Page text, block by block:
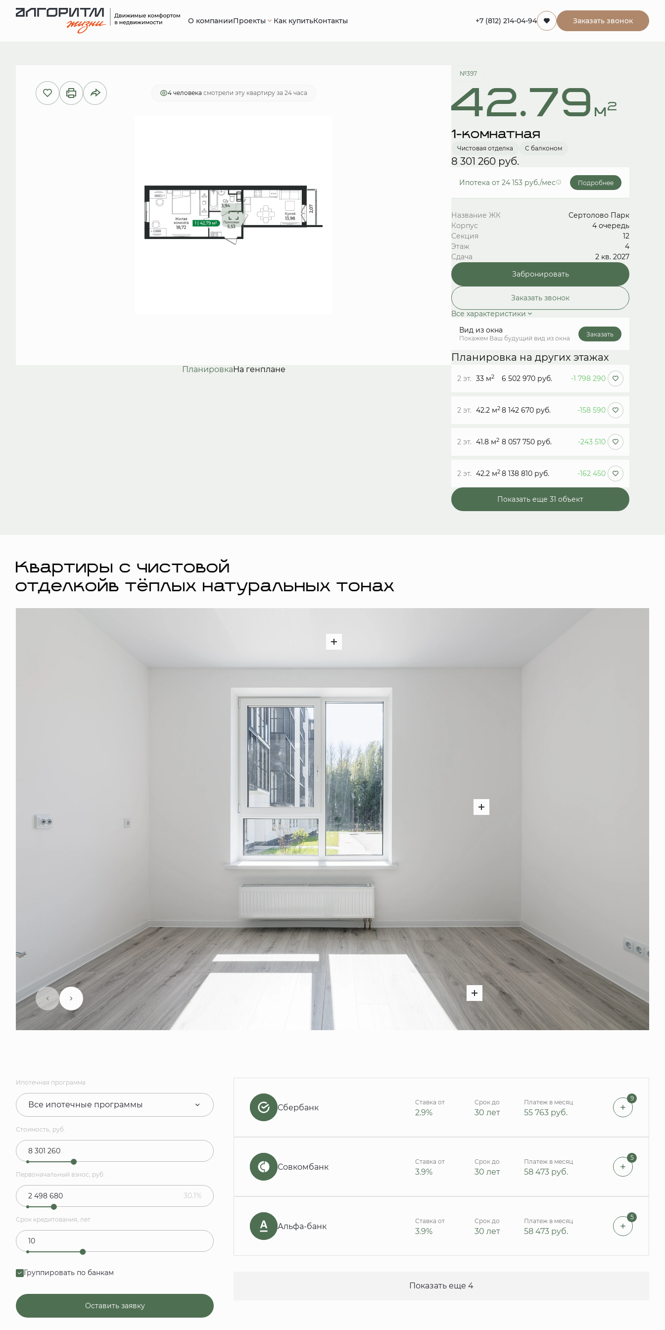
О компанииПроекты Как купитьКонтакты +7 (812) 214-04-94 Заказать звонок
1-комнатная 42.79 м 2 8 301 260 руб.Ипотекаот 24 153 руб./мес. Забронировать
4 человекa смотрели эту квартиру за 24 часа
ПланировкаНа генплане
№397
42.79 м2
1-комнатная
Чистовая отделка С балконом
8 301 260 руб.
Ипотека от 24 153 руб./мес Подробнее
Название ЖК
Сертолово Парк
Корпус
4 очередь
Секция
12
Этаж
4
Сдача
2 кв. 2027
Забронировать
Заказать звонок
Все характеристики
Вид из окна
Покажем Ваш будущий вид из окна
Заказать
Планировка на других этажах
2 эт. 33 м2 6 502 970 руб. -1 798 290
2 эт. 42.2 м2 8 142 670 руб. -158 590
2 эт. 41.8 м2 8 057 750 руб. -243 510
2 эт. 42.2 м2 8 138 810 руб. -162 450
Показать еще 31 объект
Квартиры с чистовой
отделкойв тёплых натуральных тонах
Ипотечная программа
Все ипотечные программы
Стоимость, руб.
Первоначальный взнос, руб.
30.1%
Срок кредитования, лет
Группировать по банкам
Оставить заявку
Сбербанк
Ставка от
2.9%
Срок до
30 лет
Платеж в месяц
55 763 руб.
9
Совкомбанк
Ставка от
3.9%
Срок до
30 лет
Платеж в месяц
58 473 руб.
5
Альфа-банк
Ставка от
3.9%
Срок до
30 лет
Платеж в месяц
58 473 руб.
5
Показать еще 4